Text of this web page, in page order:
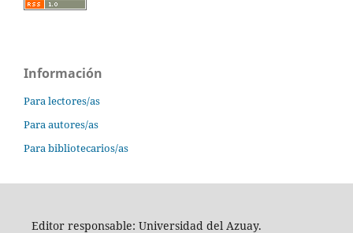
Información
Para lectores/as
Para autores/as
Para bibliotecarios/as
Editor responsable: Universidad del Azuay.